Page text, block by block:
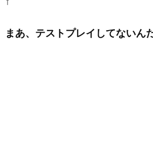
まあ、テストプレイしてないん